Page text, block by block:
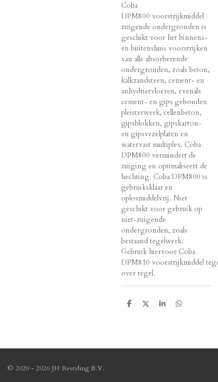
Coba
DPM800 voorstrijkmiddel
zuigende ondergronden is
geschikt voor het binnens-
en buitenshuis voorstrijken
van alle absorberende
ondergronden, zoals beton,
kalkzandsteen, cement- en
anhydrietvloeren, evenals
cement- en gips gebonden
pleisterwerk, cellenbeton,
gipsblokken, gipskarton-
en gipsvezelplaten en
watervast multiplex. Coba
DPM800 vermindert de
zuiging en optimaliseert de
hechting. Coba DPM800 is
gebruiksklaar en
oplosmiddelvrij. Niet
geschikt voor gebruik op
niet-zuigende
ondergronden, zoals
bestaand tegelwerk.
Gebruik hiervoor Coba
DPM810 voorstrijkmiddel
over tegel.
D
D
S
D
© 2020 - 2026 JH Restyling B.V.